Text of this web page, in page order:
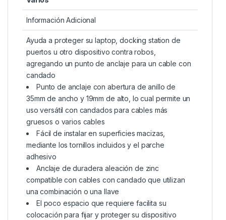
Información Adicional
Ayuda a proteger su laptop, docking station de
puertos u otro dispositivo contra robos,
agregando un punto de anclaje para un cable con
candado
Punto de anclaje con abertura de anillo de
35mm de ancho y 19mm de alto, lo cual permite un
uso versátil con candados para cables más
gruesos o varios cables
Fácil de instalar en superficies macizas,
mediante los tornillos incluidos y el parche
adhesivo
Anclaje de duradera aleación de zinc
compatible con cables con candado que utilizan
una combinación o una llave
El poco espacio que requiere facilita su
colocación para fijar y proteger su dispositivo